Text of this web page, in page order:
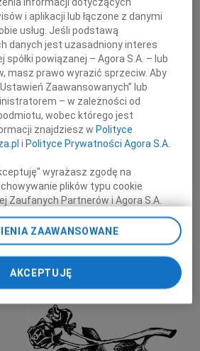
Wiceprezesowi Spółki PN ,,Diament"
wyrazy szczerego i głębokiego współczucia
z powodu śmierci
Matki
składają
Dyrekcja i pracownicy PGNiG S.A.
Oddziału w Zielonej Górze
informacji dotyczących
i aplikacji lub łączone z danymi
usług. Jeśli podstawą
danych jest uzasadniony interes
spółki powiązanej – Agora S.A. – lub
masz prawo wyrazić sprzeciw. Aby
Zaawansowanych” lub
– w zależności od
wobec którego jest
znajdziesz w Polityce
i Polityce Prywatności Agora S.A.
wyrażasz zgodę na
plików typu cookie
Zaufanych Partnerów i Agora S.A.
końcowym. Możesz też w każdej
dot. plików cookie,
do zarządzania Twoimi
danych poprzez
prywatności” w stopce serwisu i
„Ustawienia zaawansowane”.
i Agora S.A. możemy
ZAAWANSOWANE
AKCEPTUJĘ